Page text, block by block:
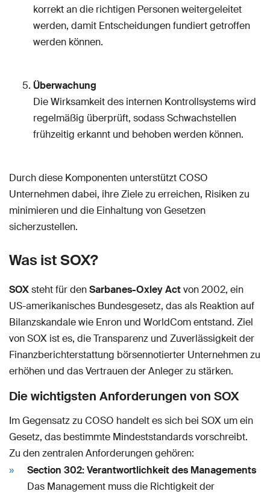
korrekt an die richtigen Personen weitergeleitet
werden, damit Entscheidungen fundiert getroffen
werden können.
Überwachung
Die Wirksamkeit des internen Kontrollsystems wird
regelmäßig überprüft, sodass Schwachstellen
frühzeitig erkannt und behoben werden können.
Durch diese Komponenten unterstützt COSO
Unternehmen dabei, ihre Ziele zu erreichen, Risiken zu
minimieren und die Einhaltung von Gesetzen
sicherzustellen.
Was ist SOX?
SOXsteht für denSarbanes-Oxley Actvon 2002, ein
US-amerikanisches Bundesgesetz, das als Reaktion auf
Bilanzskandale wie Enron und WorldCom entstand. Ziel
von SOX ist es, die Transparenz und Zuverlässigkeit der
Finanzberichterstattung börsennotierter Unternehmen zu
erhöhen und das Vertrauen der Anleger zu stärken.
Die wichtigsten Anforderungen von SOX
Im Gegensatz zu COSO handelt es sich bei SOX um ein
Gesetz, das bestimmte Mindeststandards vorschreibt.
Zu den zentralen Anforderungen gehören:
Section 302: Verantwortlichkeit des Managements
Das Management muss die Richtigkeit der